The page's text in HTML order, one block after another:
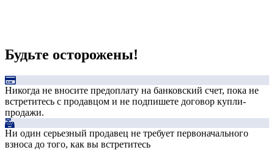
Будьте осторожены!
Никогда не вносите предоплату на банковский счет, пока не
встретитесь с продавцом и не подпишете договор купли-
продажи.
Ни один серьезный продавец не требует первоначального
взноса до того, как вы встретитесь